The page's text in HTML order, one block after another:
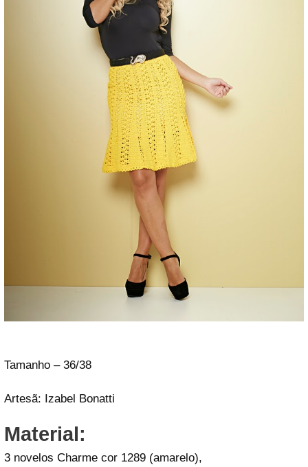
Tamanho – 36/38
Artesã: Izabel Bonatti
Material:
3 novelos Charme cor 1289 (amarelo),